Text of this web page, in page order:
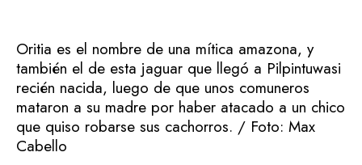
Oritia es el nombre de una mítica amazona, y
también el de esta jaguar que llegó a Pilpintuwasi
recién nacida, luego de que unos comuneros
mataron a su madre por haber atacado a un chico
que quiso robarse sus cachorros. / Foto: Max
Cabello